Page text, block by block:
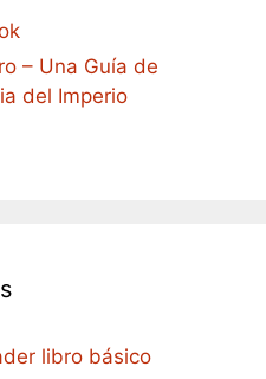
– Una Guía de
del Imperio
libro básico